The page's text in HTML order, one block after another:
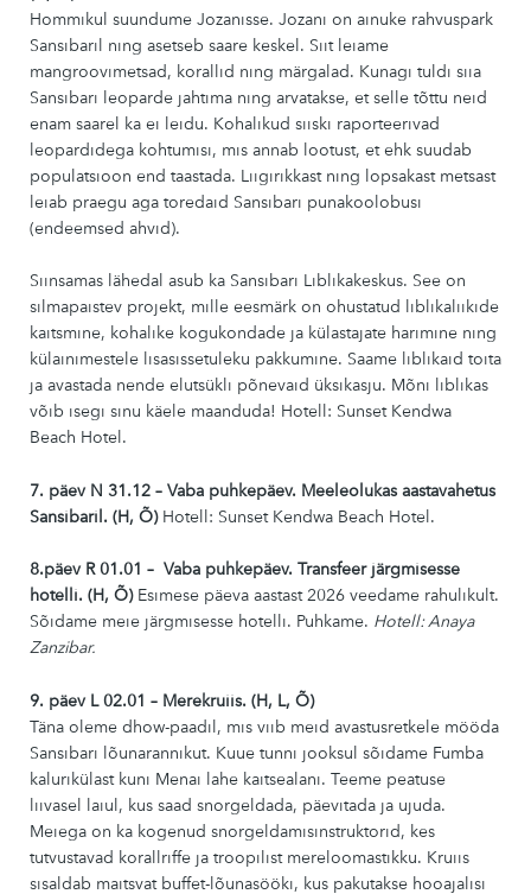
Hommikul suundume Jozanisse. Jozani on ainuke rahvuspark
Sansibaril ning asetseb saare keskel. Siit leiame
mangroovimetsad, korallid ning märgalad. Kunagi tuldi siia
Sansibari leoparde jahtima ning arvatakse, et selle tõttu neid
enam saarel ka ei leidu. Kohalikud siiski raporteerivad
leopardidega kohtumisi, mis annab lootust, et ehk suudab
populatsioon end taastada. Liigirikkast ning lopsakast metsast
leiab praegu aga toredaid Sansibari punakoolobusi
(endeemsed ahvid).
Siinsamas lähedal asub ka Sansibari Liblikakeskus. See on
silmapaistev projekt, mille eesmärk on ohustatud liblikaliikide
kaitsmine, kohalike kogukondade ja külastajate harimine ning
külainimestele lisasissetuleku pakkumine. Saame liblikaid toita
ja avastada nende elutsükli põnevaid üksikasju. Mõni liblikas
võib isegi sinu käele maanduda! Hotell: Sunset Kendwa
Beach Hotel.
7. päev N 31.12 – Vaba puhkepäev. Meeleolukas aastavahetus
Sansibaril. (H, Õ) Hotell: Sunset Kendwa Beach Hotel.
8.päev R 01.01 – Vaba puhkepäev. Transfeer järgmisesse
hotelli. (H, Õ) Esimese päeva aastast 2026 veedame rahulikult.
Sõidame meie järgmisesse hotelli. Puhkame. Hotell: Anaya
Zanzibar.
9. päev L 02.01 – Merekruiis. (H, L, Õ)
Täna oleme dhow-paadil, mis viib meid avastusretkele mööda
Sansibari lõunarannikut. Kuue tunni jooksul sõidame Fumba
kalurikülast kuni Menai lahe kaitsealani. Teeme peatuse
liivasel laiul, kus saad snorgeldada, päevitada ja ujuda.
Meiega on ka kogenud snorgeldamisinstruktorid, kes
tutvustavad korallriffe ja troopilist mereloomastikku. Kruiis
sisaldab maitsvat buffet-lõunasööki, kus pakutakse hooajalisi